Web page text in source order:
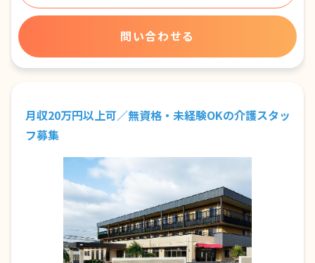
問い合わせる
月収20万円以上可／無資格・未経験OKの介護スタッ
フ募集